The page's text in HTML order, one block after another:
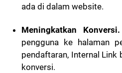
ada di dalam website.
Meningkatkan Konversi.
pengguna ke halaman
pendaftaran, Internal Link
konversi.